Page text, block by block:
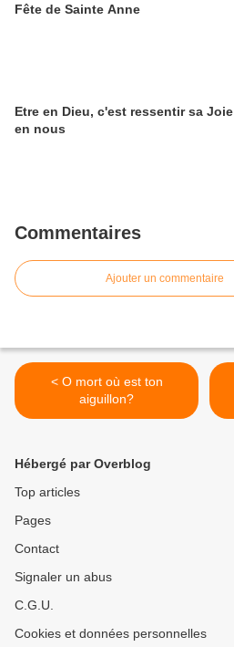
Fête de Sainte Anne
Etre en Dieu, c'est ressentir sa Joie
en nous
Commentaires
Ajouter un commentaire
< O mort où est ton
aiguillon?
Hébergé par Overblog
Top articles
Pages
Contact
Signaler un abus
C.G.U.
Cookies et données personnelles